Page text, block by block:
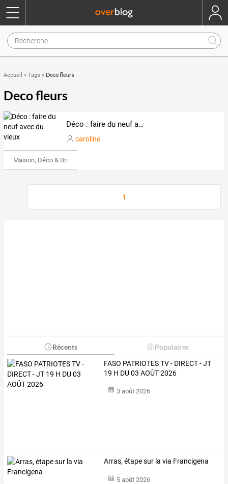
Accueil » Tags » Deco fleurs
Deco fleurs
Déco : faire du neuf avec du vieux
caroline
Maison, Déco & Bricolage
1
Récents Populaires
FASO PATRIOTES TV - DIRECT - JT
19 H DU 03 AOÛT 2026
3 août 2026
Arras, étape sur la via Francigena
5 août 2026